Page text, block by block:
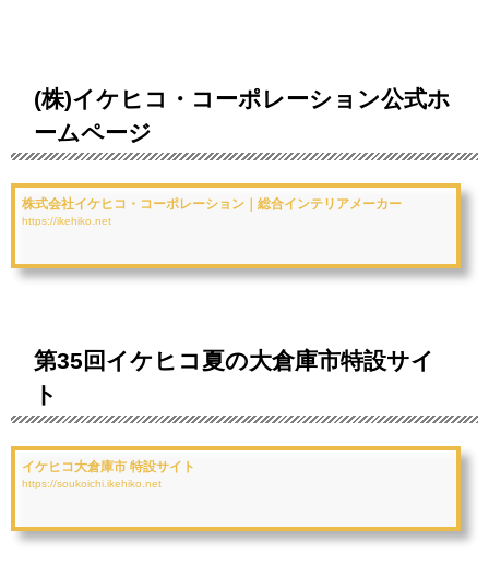
(株)イケヒコ・コーポレーション公式ホ
ームページ
株式会社イケヒコ・コーポレーション｜総合インテリアメーカー
https://ikehiko.net
第35回イケヒコ夏の大倉庫市特設サイ
ト
イケヒコ大倉庫市 特設サイト
https://soukoichi.ikehiko.net